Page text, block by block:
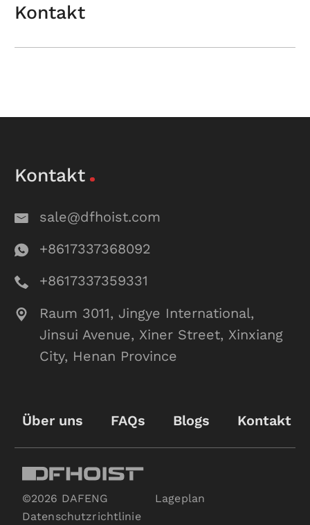
Kontakt
Kontakt
sale@dfhoist.com
+8617337368092
+8617337359331
Raum 3011, Jingye International,
Jinsui Avenue, Xiner Street, Xinxiang
City, Henan Province
Über uns FAQs Blogs Kontakt
©2026 DAFENG
Lageplan
Datenschutzrichtlinie